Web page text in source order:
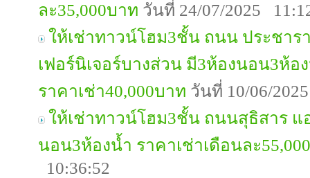
ละ35,000บาท วันที่ 24/07/2025
ให้เช่าทาวน์โฮม3ชั้น ถนน ประชาร
เฟอร์นิเจอร์บางส่วน มี3ห้องนอน3ห้อ
ราคาเช่า40,000บาท วันที่ 10/06/
ให้เช่าทาวน์โฮม3ชั้น ถนนสุธิสาร แ
นอน3ห้องน้ำ ราคาเช่าเดือนละ
10:36:52